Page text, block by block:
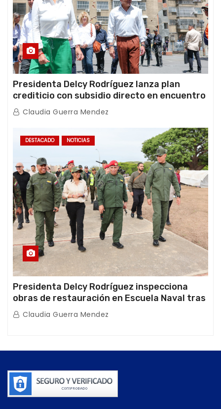
Presidenta Delcy Rodríguez lanza plan
crediticio con subsidio directo en encuentro
con Juntas de Condominio
Claudia Guerra Mendez
DESTACADO NOTICIAS
Presidenta Delcy Rodríguez inspecciona
obras de restauración en Escuela Naval tras
afectaciones sísmicas en La Guaira
Claudia Guerra Mendez